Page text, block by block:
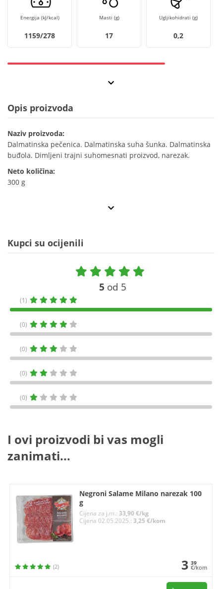
Energija (kJ/kcal)
1159/278
Masti (g)
17
Ugljikohidrati (g)
0,2
Opis proizvoda
Naziv proizvoda:
Dalmatinska pečenica. Dalmatinska suha šunka. Dalmatinska
buđola. Dimljeni trajni suhomesnati proizvod, narezak.
Neto količina:
300 g
Kupci su ocijenili
5 od 5
(1)
(0)
(0)
(0)
(0)
I ovi proizvodi bi vas mogli
zanimati...
Negroni Salame Milano narezak 100
g
Cijena za j.m.: 33,90 €/kg
Cijena 02.05.2025.: 3,25 €/kom
(2) 3 39
€/kom